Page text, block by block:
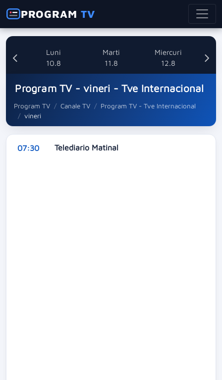
PROGRAMTV
Luni
10.8
Marti
11.8
Miercuri
12.8
Program TV - vineri - Tve Internacional
Program TV Canale TV
Program TV - Tve Internacional
vineri
07:30 Telediario Matinal